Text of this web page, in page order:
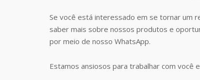
Se você está interessado em se tornar um
saber mais sobre nossos produtos e
por meio de nosso WhatsApp.
Estamos ansiosos para trabalhar com você